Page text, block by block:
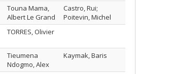
Touna Mama,
Albert Le Grand
Castro, Rui;
Poitevin, Michel
TORRES, Olivier
Tieumena
Ndogmo, Alex
Kaymak, Baris